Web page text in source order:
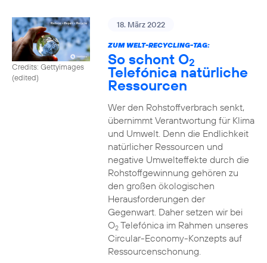
Credits: Gettyimages
(edited)
18. März 2022
ZUM WELT-RECYCLING-TAG:
So schont O2
Telefónica natürliche
Ressourcen
Wer den Rohstoffverbrach senkt,
übernimmt Verantwortung für Klima
und Umwelt. Denn die Endlichkeit
natürlicher Ressourcen und
negative Umwelteffekte durch die
Rohstoffgewinnung gehören zu
den großen ökologischen
Herausforderungen der
Gegenwart. Daher setzen wir bei
O2Telefónica im Rahmen unseres
Circular-Economy-Konzepts auf
Ressourcenschonung.